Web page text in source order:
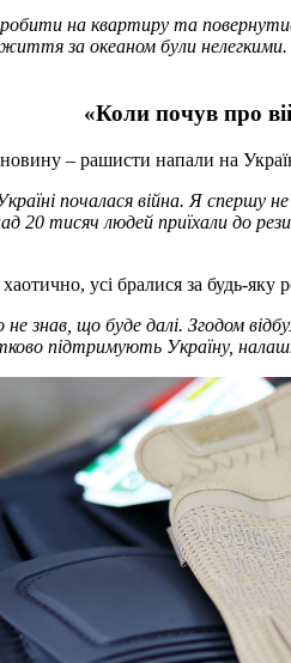
на квартиру та
за океаном були
«Коли почув про
– рашисти напали на
почалася війна. Я спершу
20 тисяч людей приїхали до
усі бралися за будь-
знав, що буде далі. Згодом
підтримують Україну,